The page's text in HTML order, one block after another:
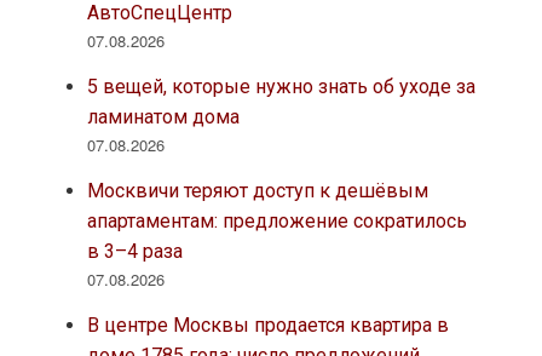
АвтоСпецЦентр
07.08.2026
5 вещей, которые нужно знать об уходе за
ламинатом дома
07.08.2026
Москвичи теряют доступ к дешёвым
апартаментам: предложение сократилось
в 3–4 раза
07.08.2026
В центре Москвы продается квартира в